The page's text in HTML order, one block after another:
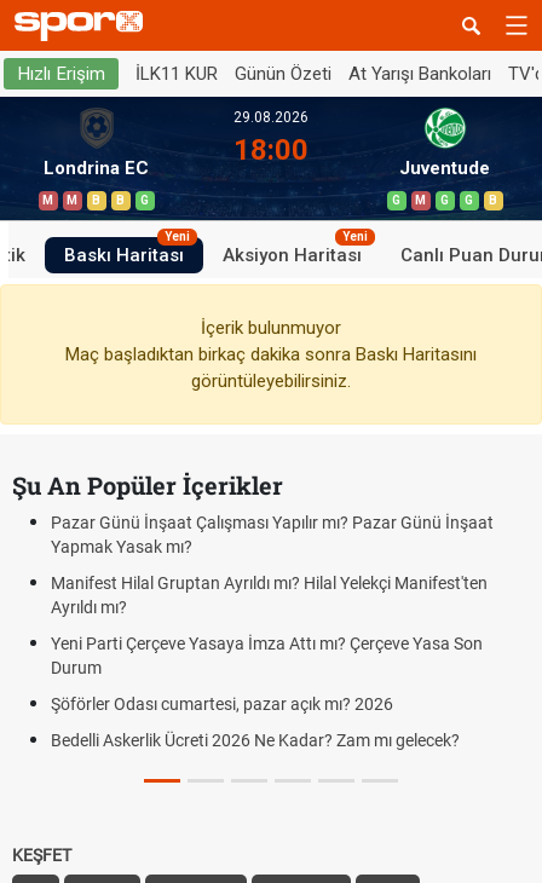
Hızlı Erişim İLK11 KUR Günün Özeti At Yarışı Bankoları
Londrina EC
M M B B G
29.08.2026
18:00
Juventude
G M G G B
Baskı Haritası
Yeni
Aksiyon Haritası
Yeni
Canlı Puan
İçerik bulunmuyor
Maç başladıktan birkaç dakika sonra Baskı Haritasını
görüntüleyebilirsiniz.
Şu An Popüler İçerikler
Pazar Günü İnşaat Çalışması Yapılır mı? Pazar Günü İnşaat
Yapmak Yasak mı?
Manifest Hilal Gruptan Ayrıldı mı? Hilal Yelekçi Manifest'ten
Ayrıldı mı?
Yeni Parti Çerçeve Yasaya İmza Attı mı? Çerçeve Yasa Son
Durum
Şöförler Odası cumartesi, pazar açık mı? 2026
Bedelli Askerlik Ücreti 2026 Ne Kadar? Zam mı gelecek?
KEŞFET